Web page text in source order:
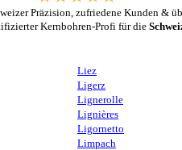
Präzision, zufriedene Kunden &
Kernbohren-Profi für die
Liez
Ligerz
Lignerolle
Lignières
Ligornetto
Limpach